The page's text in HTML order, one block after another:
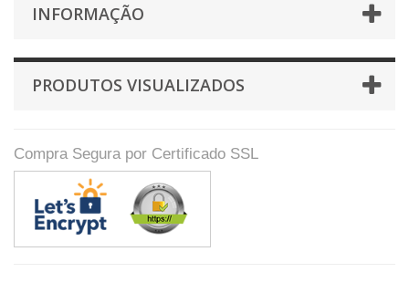
INFORMAÇÃO
PRODUTOS VISUALIZADOS
Compra Segura por Certificado SSL